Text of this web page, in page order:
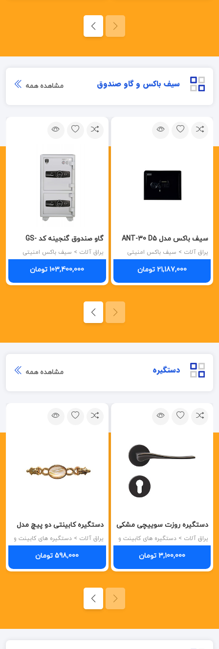
سیف باکس و گاو صندوق مشاهده همه
سیف باکس مدل ANT-30 D5
BK آرینته ARIENTE
یراق آلات > سیف باکس امنیتی
21,187,000 تومان
گاو صندوق گنجینه کد GS-
1000/2 طوسی رمز کره
یراق آلات > سیف باکس امنیتی
103,400,000 تومان
دستگیره مشاهده همه
دستگیره روزت سوییچی مشکی
2482R پرایم
یراق آلات > دستگیره های کابینت و
درب
3,100,000 تومان
دستگیره کابینتی دو پیچ مدل
96-26207 S.A LKGP-
ORANGELINE بالنتینی
یراق آلات > دستگیره های کابینت و
درب
598,000 تومان